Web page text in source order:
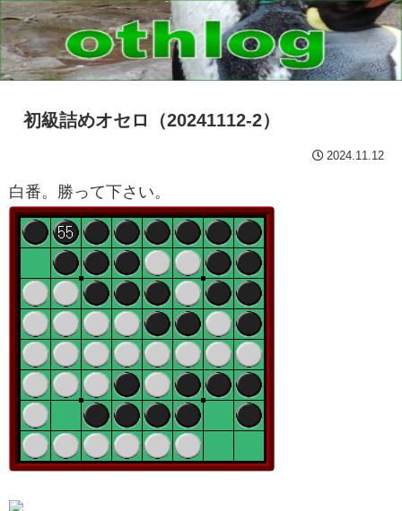
初級詰めオセロ（20241112-2）
2024.11.12
白番。勝って下さい。